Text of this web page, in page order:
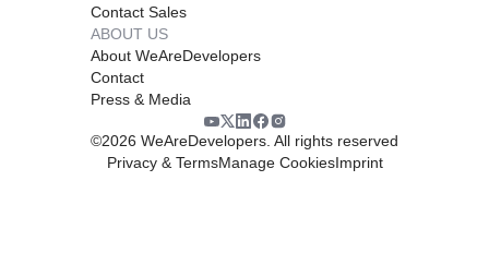
Contact Sales
ABOUT US
About WeAreDevelopers
Contact
Press & Media
©2026 WeAreDevelopers. All rights reserved
Privacy & TermsManage CookiesImprint